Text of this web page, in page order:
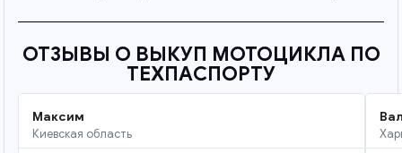
ОТЗЫВЫ О ВЫКУП МОТОЦИКЛА ПО
ТЕХПАСПОРТУ
Максим
Киевская область